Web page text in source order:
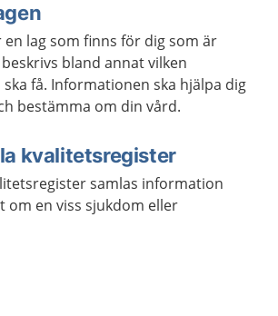
en lag som finns för dig som är
bland annat vilken
få. Informationen ska hjälpa dig
bestämma om din vård.
kvalitetsregister
samlas information
om en viss sjukdom eller